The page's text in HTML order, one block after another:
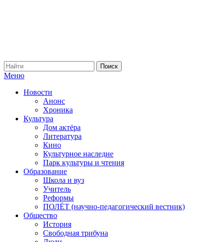
Меню
Новости
Анонс
Хроника
Культура
Дом актёра
Литература
Кино
Культурное наследие
Парк культуры и чтения
Образование
Школа и вуз
Учитель
Реформы
ПОЛЁТ (научно-педагогический вестник)
Общество
История
Свободная трибуна